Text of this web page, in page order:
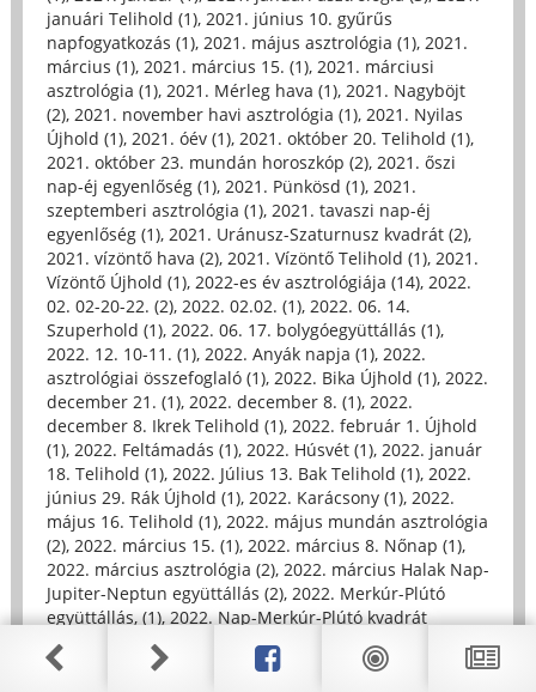
januári Telihold (1), 2021. június 10. gyűrűs
napfogyatkozás (1), 2021. május asztrológia (1), 2021.
március (1), 2021. március 15. (1), 2021. márciusi
asztrológia (1), 2021. Mérleg hava (1), 2021. Nagyböjt
(2), 2021. november havi asztrológia (1), 2021. Nyilas
Újhold (1), 2021. óév (1), 2021. október 20. Telihold (1),
2021. október 23. mundán horoszkóp (2), 2021. őszi
nap-éj egyenlőség (1), 2021. Pünkösd (1), 2021.
szeptemberi asztrológia (1), 2021. tavaszi nap-éj
egyenlőség (1), 2021. Uránusz-Szaturnusz kvadrát (2),
2021. vízöntő hava (2), 2021. Vízöntő Telihold (1), 2021.
Vízöntő Újhold (1), 2022-es év asztrológiája (14), 2022.
02. 02-20-22. (2), 2022. 02.02. (1), 2022. 06. 14.
Szuperhold (1), 2022. 06. 17. bolygóegyüttállás (1),
2022. 12. 10-11. (1), 2022. Anyák napja (1), 2022.
asztrológiai összefoglaló (1), 2022. Bika Újhold (1), 2022.
december 21. (1), 2022. december 8. (1), 2022.
december 8. Ikrek Telihold (1), 2022. február 1. Újhold
(1), 2022. Feltámadás (1), 2022. Húsvét (1), 2022. január
18. Telihold (1), 2022. Július 13. Bak Telihold (1), 2022.
június 29. Rák Újhold (1), 2022. Karácsony (1), 2022.
május 16. Telihold (1), 2022. május mundán asztrológia
(2), 2022. március 15. (1), 2022. március 8. Nőnap (1),
2022. március asztrológia (2), 2022. március Halak Nap-
Jupiter-Neptun együttállás (2), 2022. Merkúr-Plútó
együttállás, (1),2022. Nap-Merkúr-Plútó kvadrát
Szaturnusz (2)
2022. november 8. Teljes
Holdfogyatkozás és Teliho (1),
2022. Nyári Napforduló